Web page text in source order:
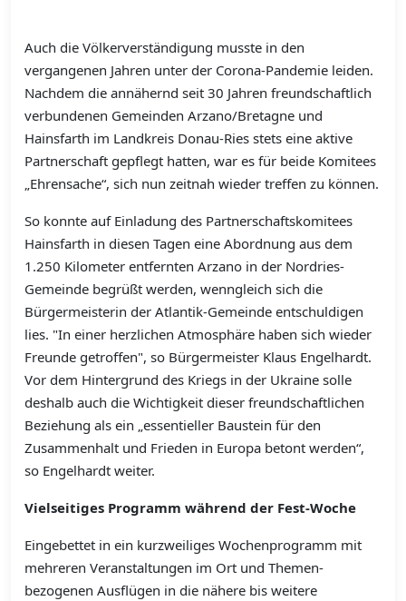
Auch die Völkerverständigung musste in den
vergangenen Jahren unter der Corona-Pandemie leiden.
Nachdem die annähernd seit 30 Jahren freundschaftlich
verbundenen Gemeinden Arzano/Bretagne und
Hainsfarth im Landkreis Donau-Ries stets eine aktive
Partnerschaft gepflegt hatten, war es für beide Komitees
„Ehrensache“, sich nun zeitnah wieder treffen zu können.
So konnte auf Einladung des Partnerschaftskomitees
Hainsfarth in diesen Tagen eine Abordnung aus dem
1.250 Kilometer entfernten Arzano in der Nordries-
Gemeinde begrüßt werden, wenngleich sich die
Bürgermeisterin der Atlantik-Gemeinde entschuldigen
lies. "In einer herzlichen Atmosphäre haben sich wieder
Freunde getroffen", so Bürgermeister Klaus Engelhardt.
Vor dem Hintergrund des Kriegs in der Ukraine solle
deshalb auch die Wichtigkeit dieser freundschaftlichen
Beziehung als ein „essentieller Baustein für den
Zusammenhalt und Frieden in Europa betont werden“,
so Engelhardt weiter.
Vielseitiges Programm während der Fest-Woche
Eingebettet in ein kurzweiliges Wochenprogramm mit
mehreren Veranstaltungen im Ort und Themen-
bezogenen Ausflügen in die nähere bis weitere